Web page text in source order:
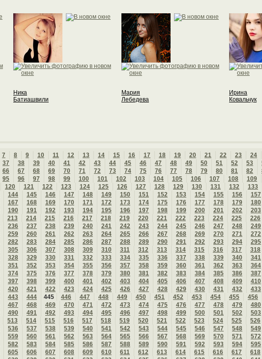
Ника
Батиашвили
Мария
Лебедева
Ирина
Ковальчук
7 8 9 10 11 12 13 14 15 16 17 18 19 20 21 22 23 24
37 38 39 40 41 42 43 44 45 46 47 48 49 50 51 52 53
66 67 68 69 70 71 72 73 74 75 76 77 78 79 80 81 82
95 96 97 98 99 100 101 102 103 104 105 106 107 108 109
120 121 122 123 124 125 126 127 128 129 130 131 132 133
144 145 146 147 148 149 150 151 152 153 154 155 156 157
167 168 169 170 171 172 173 174 175 176 177 178 179 180
190 191 192 193 194 195 196 197 198 199 200 201 202 203
213 214 215 216 217 218 219 220 221 222 223 224 225 226
236 237 238 239 240 241 242 243 244 245 246 247 248 249
259 260 261 262 263 264 265 266 267 268 269 270 271 272
282 283 284 285 286 287 288 289 290 291 292 293 294 295
305 306 307 308 309 310 311 312 313 314 315 316 317 318
328 329 330 331 332 333 334 335 336 337 338 339 340 341
351 352 353 354 355 356 357 358 359 360 361 362 363 364
374 375 376 377 378 379 380 381 382 383 384 385 386 387
397 398 399 400 401 402 403 404 405 406 407 408 409 410
420 421 422 423 424 425 426 427 428 429 430 431 432 433
443 444 445 446 447 448 449 450 451 452 453 454 455 456
467 468 469 470 471 472 473 474 475 476 477 478 479 480
490 491 492 493 494 495 496 497 498 499 500 501 502 503
513 514 515 516 517 518 519 520 521 522 523 524 525 526
536 537 538 539 540 541 542 543 544 545 546 547 548 549
559 560 561 562 563 564 565 566 567 568 569 570 571 572
582 583 584 585 586 587 588 589 590 591 592 593 594 595
605 606 607 608 609 610 611 612 613 614 615 616 617 618